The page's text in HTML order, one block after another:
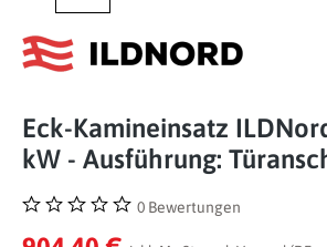
Eck-Kamineinsatz
kW - Ausführung:
Durchschnittliche Bewertung von 0 von 5
0 Bewertungen